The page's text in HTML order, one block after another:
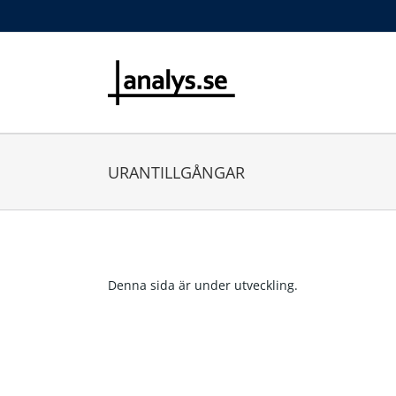
URANTILLGÅNGAR
Denna sida är under utveckling.